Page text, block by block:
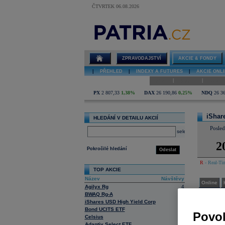
ČTVRTEK 06.08.2026
iShares/Leverage
ZPRAVODAJSTVÍ AKCIE & FONDY
PŘEHLED INDEXY A FUTURES AKCIE
PX 2 807,33 1,38% DAX 26 190,86 0,25% NDQ 26
HLEDÁNÍ V DETAILU AKCIÍ
select
Odeslat
Pokročilé hledání
TOP AKCIE
Název
Návštěvy
Agilyx Rg
4
BWAQ Rg-A
iShares USD High Yield Corp
Bond UCITS ETF
Celsius
R - Real-
Online
Tato